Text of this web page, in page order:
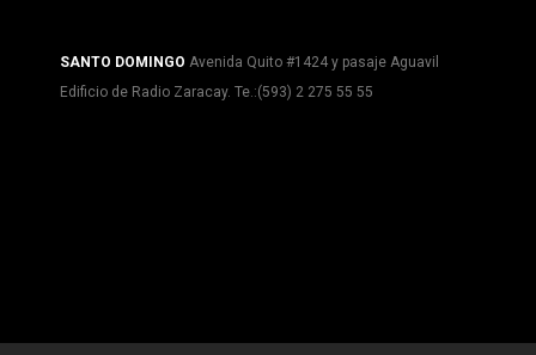
SANTO DOMINGO Avenida Quito #1424 y pasaje Aguavil
Edificio de Radio Zaracay. Te.:(593) 2 275 55 55